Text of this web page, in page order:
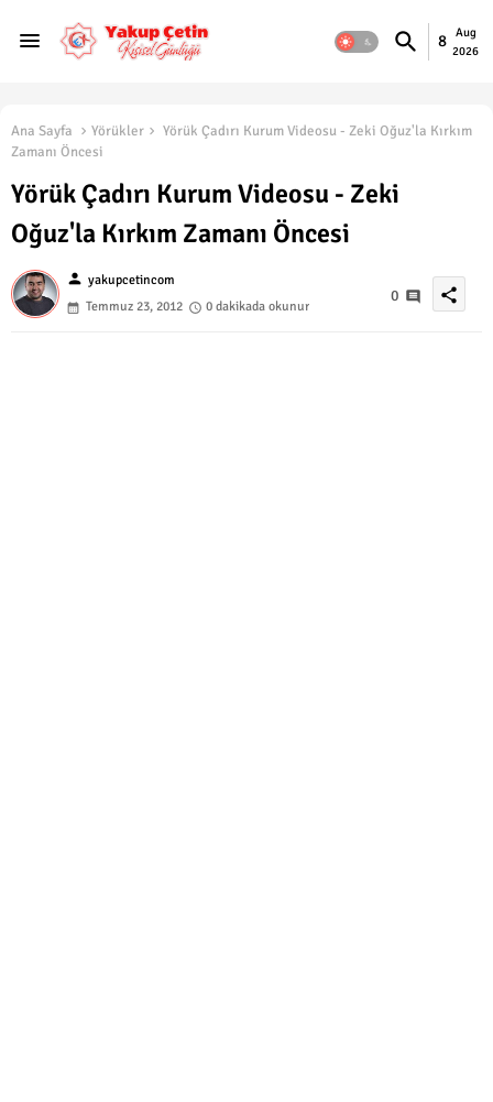
8
Aug
2026
Ana Sayfa Yörükler
Yörük Çadırı Kurum Videosu - Zeki Oğuz'la Kırkım
Zamanı Öncesi
Yörük Çadırı Kurum Videosu - Zeki
Oğuz'la Kırkım Zamanı Öncesi
person yakupcetincom
Temmuz 23, 2012
0 dakikada okunur
0 share